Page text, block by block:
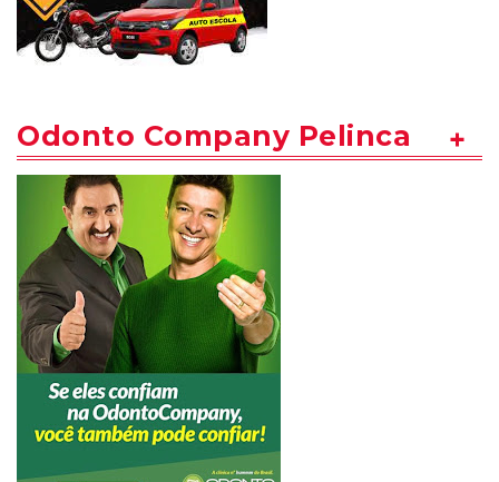
Odonto Company Pelinca